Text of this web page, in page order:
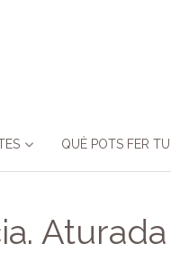
QUÈ POTS FER TU